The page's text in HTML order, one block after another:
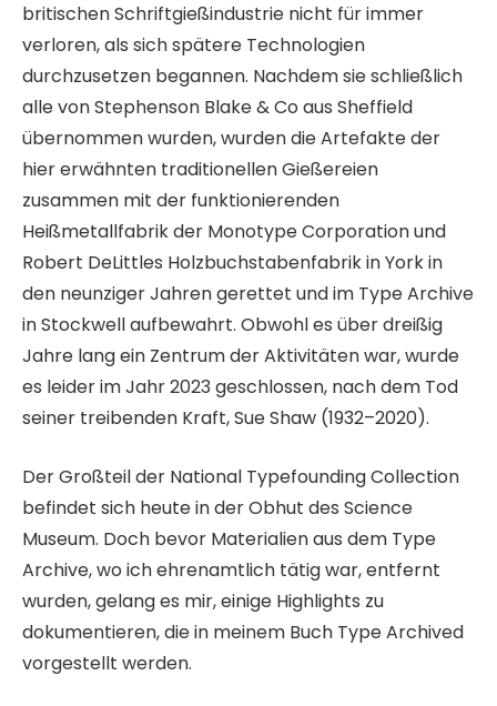
britischen Schriftgießindustrie nicht für immer
verloren, als sich spätere Technologien
durchzusetzen begannen. Nachdem sie schließlich
alle von Stephenson Blake & Co aus Sheffield
übernommen wurden, wurden die Artefakte der
hier erwähnten traditionellen Gießereien
zusammen mit der funktionierenden
Heißmetallfabrik der Monotype Corporation und
Robert DeLittles Holzbuchstabenfabrik in York in
den neunziger Jahren gerettet und im Type Archive
in Stockwell aufbewahrt. Obwohl es über dreißig
Jahre lang ein Zentrum der Aktivitäten war, wurde
es leider im Jahr 2023 geschlossen, nach dem Tod
seiner treibenden Kraft, Sue Shaw (1932–2020).
Der Großteil der National Typefounding Collection
befindet sich heute in der Obhut des Science
Museum. Doch bevor Materialien aus dem Type
Archive, wo ich ehrenamtlich tätig war, entfernt
wurden, gelang es mir, einige Highlights zu
dokumentieren, die in meinem Buch Type Archived
vorgestellt werden.